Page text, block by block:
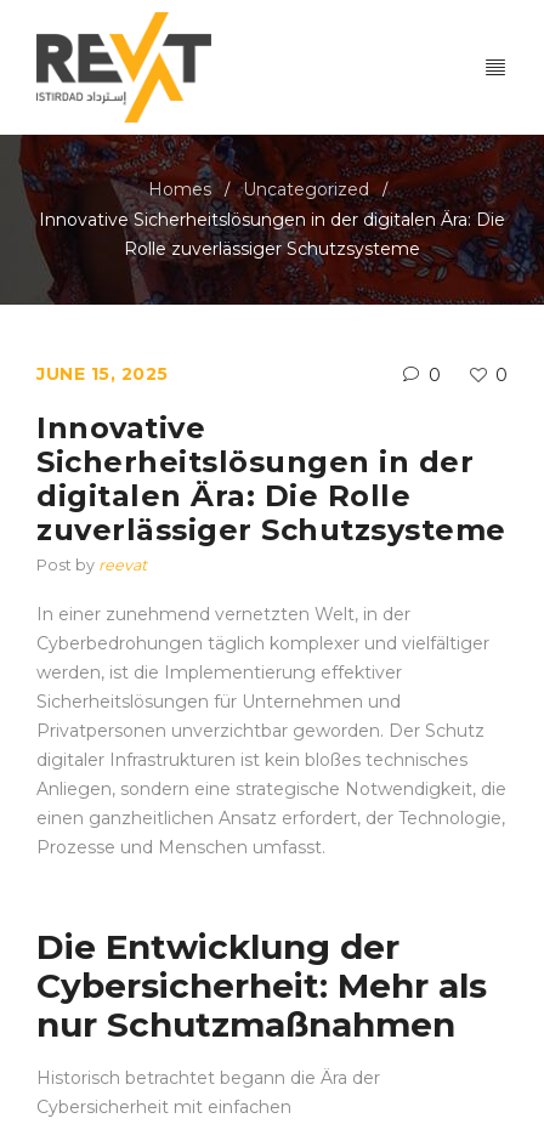
Homes / Uncategorized /
Innovative Sicherheitslösungen in der digitalen Ära: Die
Rolle zuverlässiger Schutzsysteme
JUNE 15, 2025 0 0
Innovative
Sicherheitslösungen in der
digitalen Ära: Die Rolle
zuverlässiger Schutzsysteme
Post by reevat
In einer zunehmend vernetzten Welt, in der
Cyberbedrohungen täglich komplexer und vielfältiger
werden, ist die Implementierung effektiver
Sicherheitslösungen für Unternehmen und
Privatpersonen unverzichtbar geworden. Der Schutz
digitaler Infrastrukturen ist kein bloßes technisches
Anliegen, sondern eine strategische Notwendigkeit, die
einen ganzheitlichen Ansatz erfordert, der Technologie,
Prozesse und Menschen umfasst.
Die Entwicklung der
Cybersicherheit: Mehr als
nur Schutzmaßnahmen
Historisch betrachtet begann die Ära der
Cybersicherheit mit einfachen